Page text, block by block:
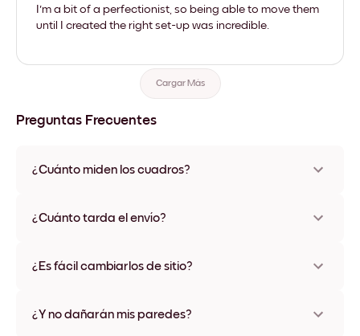
I'm a bit of a perfectionist, so being able to move them
until I created the right set-up was incredible.
Cargar Más
Preguntas Frecuentes
¿Cuánto miden los cuadros?
varios materiales y colores de marco, incluidas opciones sin
¿Cuánto tarda el envío?
disponibles en algunos países. Te enviaremos un número de
¿Es fácil cambiarlos de sitio?
ningún daño
¿Y no dañarán mis paredes?